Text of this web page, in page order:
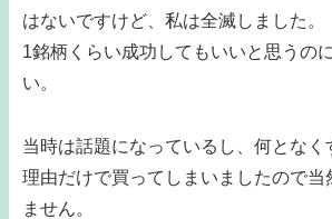
はないですけど、私は全滅しました。
1銘柄くらい成功してもいいと思うの
い。
当時は話題になっているし、何となく
理由だけで買ってしまいましたので当
ません。